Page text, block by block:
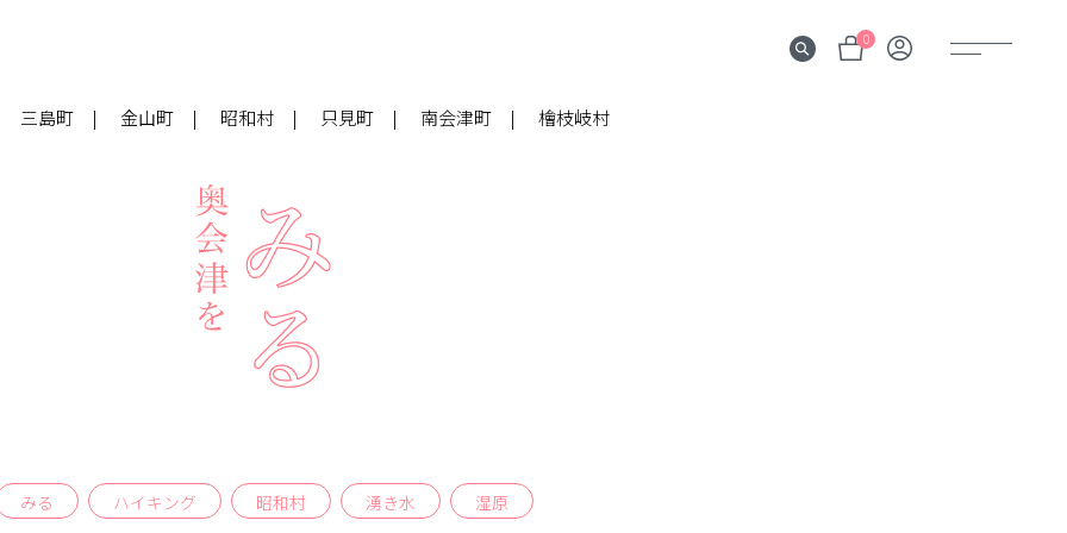
0
三島町 金山町 昭和村 只見町 南会津町 檜枝岐村
みる ハイキング 昭和村 湧き水 湿原